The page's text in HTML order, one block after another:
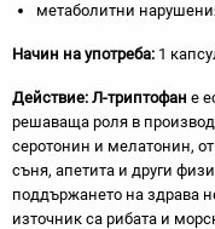
метаболитни
Начин на употреба: 1
Действие: Л-триптофан е
решаваща роля в
серотонин и мелатонин,
съня, апетита и други
поддържането на здрава
източник са рибата и